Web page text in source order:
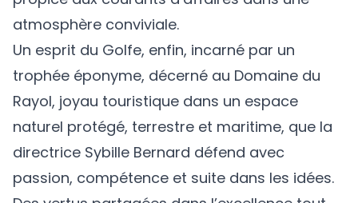
atmosphère conviviale.
Un esprit du Golfe, enfin, incarné par un
trophée éponyme, décerné au Domaine du
Rayol, joyau touristique dans un espace
naturel protégé, terrestre et maritime, que la
directrice Sybille Bernard défend avec
passion, compétence et suite dans les idées.